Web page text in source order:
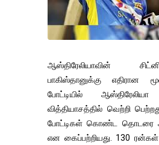
ஆஸ்திரேலியாவின்
பாகிஸ்தானுக்கு எதிரான
போட்டியில்
வித்தியாசத்தில் வெற்றி
போட்டிகள் கொண்ட தொடரை
என கைப்பற்றியது. 130 ரன்கள்